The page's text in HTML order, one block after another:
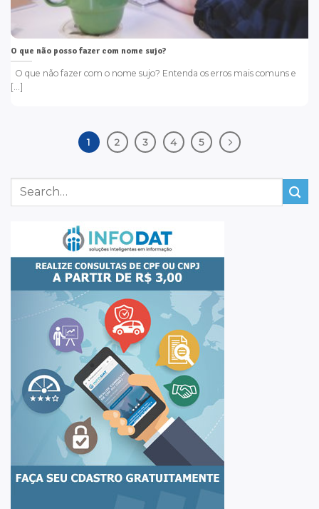
O que não posso fazer com nome sujo?
O que não fazer com o nome sujo? Entenda os erros mais comuns e
[...]
1 2 3 4 5